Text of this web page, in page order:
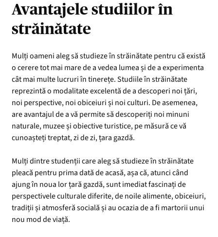
Avantajele studiilor în
străinătate
Mulți oameni aleg să studieze în străinătate pentru că există
o cerere tot mai mare de a vedea lumea și de a experimenta
cât mai multe lucruri în tinerețe. Studiile în străinătate
reprezintă o modalitate excelentă de a descoperi noi țări,
noi perspective, noi obiceiuri și noi culturi. De asemenea,
are avantajul de a vă permite să descoperiți noi minuni
naturale, muzee și obiective turistice, pe măsură ce vă
cunoașteți treptat, zi de zi, țara gazdă.
Mulți dintre studenții care aleg să studieze în străinătate
pleacă pentru prima dată de acasă, așa că, atunci când
ajung în noua lor țară gazdă, sunt imediat fascinați de
perspectivele culturale diferite, de noile alimente, obiceiuri,
tradiții și atmosferă socială și au ocazia de a fi martorii unui
nou mod de viață.